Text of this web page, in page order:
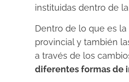
instituidas dentro de
Dentro de lo que es
provincial y también
a través de los
diferentes formas de